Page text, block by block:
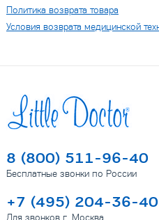
Политика возврата товара
Условия возврата медицинской
8 (800) 511-96-40
Бесплатные звонки по России
+7 (495) 204-36-40
Для звонков г. Москва